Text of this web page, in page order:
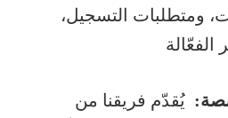
ومتطلبات التسجيل،
الفعّالة
يُقدّم فريقنا من